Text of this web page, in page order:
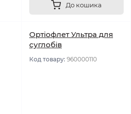
До кошика
Ортіофлет Ультра для
суглобів
Код товару: 960000110